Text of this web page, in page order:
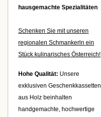
hausgemachte Spezialitäten
Schenken Sie mit unseren
regionalen Schmankerln ein
Stück kulinarisches Österreich!
Hohe Qualität: Unsere
exklusiven Geschenkkassetten
aus Holz beinhalten
handgemachte, hochwertige